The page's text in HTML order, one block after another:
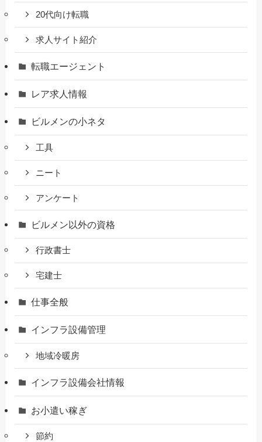
20代向け転職
求人サイト紹介
転職エージェント
レア求人情報
ビルメンの小ネタ
工具
ニート
アンケート
ビルメン以外の資格
行政書士
宅建士
仕事全般
インフラ設備管理
地域冷暖房
インフラ設備会社情報
お小遣い稼ぎ
節約